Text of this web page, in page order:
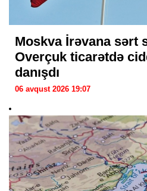
Moskva İrəvana sərt
Overçuk ticarətdə
danışdı
06 avqust 2026 19:07